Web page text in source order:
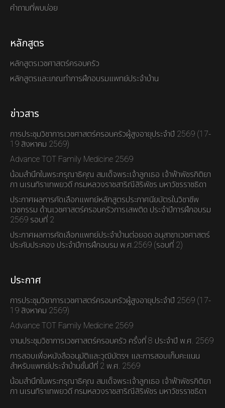
คำถามที่พบบ่อย
หลักสูตร
หลักสูตรเวชศาสตร์ครอบครัว
หลักสูตรและเกณทำการฝึกอบรมแพทย์ประจำบ้าน
ข่าวสาร
การประชุมวิชาการเวชศาสตร์ครอบครัวผู้สูงอายุประจำปี 2569 (17-
19 สิงหาคม 2569)
Advance TOT Family Medicine 2569
น้อมสำนึกในพระกรุณาธิคุณ สมเด็จพระเจ้าลูกเธอ เจ้าฟ้าพัชรกิติยา
ภา นเรนทิราเทพยวดี กรมหลวงราชสาริณีสิริพัชร มหาวัชรราชธิดา
ประกาศผลการคัดเลือกแพทย์หลักสูตรประกาศนียบัตรในวิชาชีพ
เวชกรรม ด้านเวชศาสตร์ครอบครัวการเสพติด ประจำปีการฝึกอบรม
2569 รอบที่ 2
ประกาศผลการคัดเลือกแพทย์ประจำบ้านต่อยอด อนุสาขาเวชศาสตร์
ประคับประคอง ประจำปีการฝึกอบรม พ.ศ.2569 (รอบที่ 2)
ประกาศ
การประชุมวิชาการเวชศาสตร์ครอบครัวผู้สูงอายุประจำปี 2569 (17-
19 สิงหาคม 2569)
Advance TOT Family Medicine 2569
งานประชุมวิชาการเวชศาสตร์ครอบครัว ครั้งที่ 8 ประจำปี พ.ศ. 2569
การสอบเพื่อหนังสืออนุมัติและวุฒิบัตรฯ และการสอบเก็บคะแนน
สำหรับแพทย์ประจำบ้านชั้นปีที่ 2 พ.ศ. 2569
น้อมสำนึกในพระกรุณาธิคุณ สมเด็จพระเจ้าลูกเธอ เจ้าฟ้าพัชรกิติยา
ภา นเรนทิราเทพยวดี กรมหลวงราชสาริณีสิริพัชร มหาวัชรราชธิดา